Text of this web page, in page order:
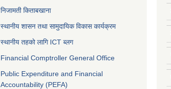
निजामती किताबखाना
स्थानीय शासन तथा सामुदायिक विकास कार्यक्रम
स्थानीय तहको लागि ICT ब्लग
Financial Comptroller General Office
Public Expenditure and Financial
Accountability (PEFA)